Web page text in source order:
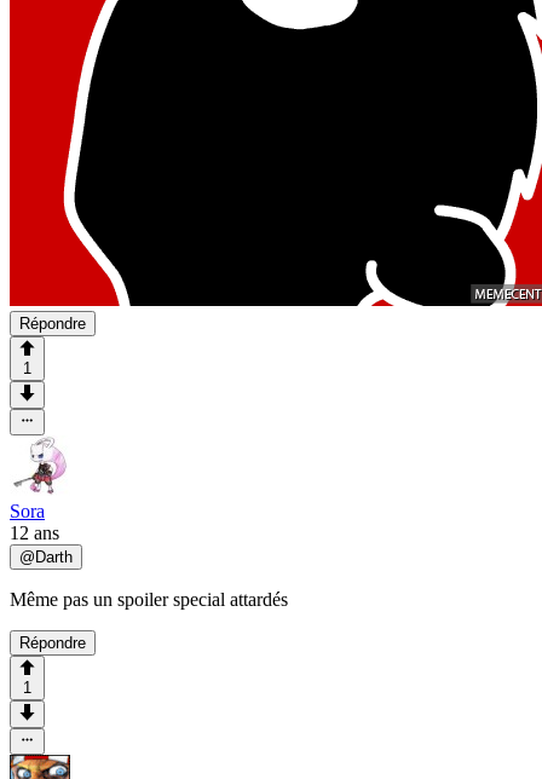
Répondre
1
Sora
12 ans
@ Darth
Même pas un spoiler special attardés
Répondre
1